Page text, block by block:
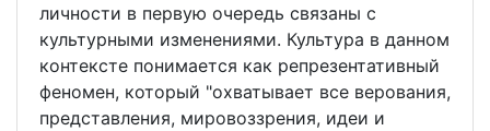
личности в первую очередь связаны с
культурными изменениями. Культура в данном
контексте понимается как репрезентативный
феномен, который "охватывает все верования,
представления, мировоззрения, идеи и